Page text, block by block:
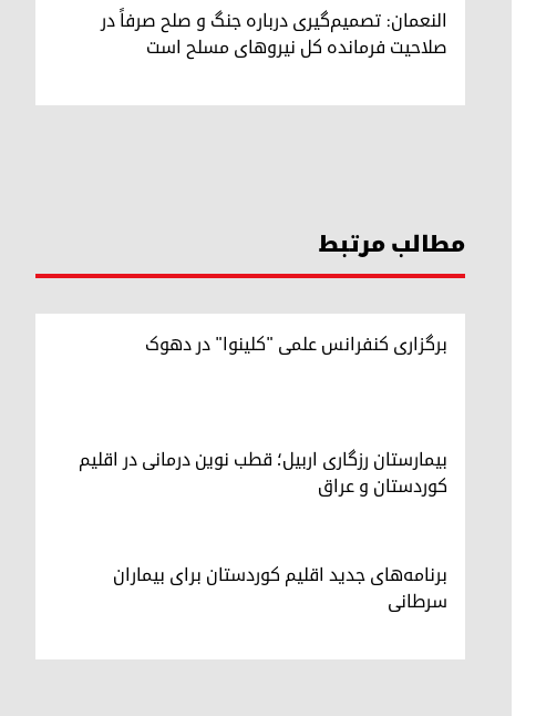
النعمان: تصمیم‌گیری درباره جنگ و صلح صرفاً در
صلاحیت فرمانده کل نیروهای مسلح است
مطالب مرتبط
برگزاری کنفرانس علمی "کلینوا" در دهوک
بیمارستان رزگاری اربیل؛ قطب نوین درمانی در اقلیم
کوردستان و عراق
برنامه‌های جدید اقلیم کوردستان برای بیماران
سرطانی